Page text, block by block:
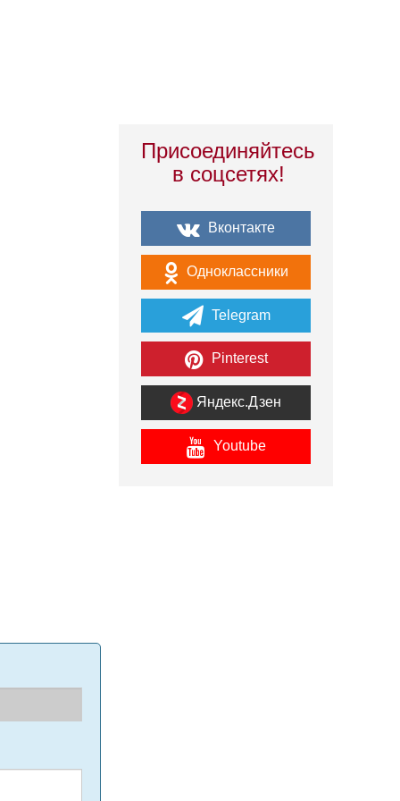
Присоединяйтесь
в соцсетях!
Вконтакте
Одноклассники
Telegram
Pinterest
Яндекс.Дзен
Youtube